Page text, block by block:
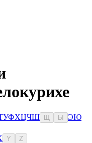
УФХЦЧШ Ы ЭЮ
Y Z